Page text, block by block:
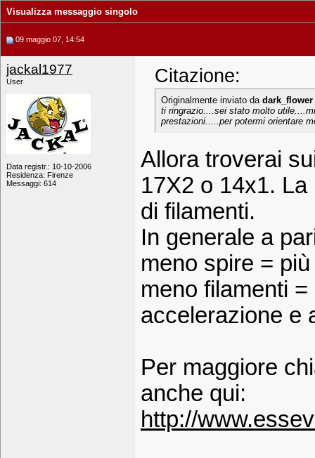
Visualizza messaggio singolo
09 maggio 07, 14:54
jackal1977
User
Data registr.: 10-10-2006
Residenza: Firenze
Messaggi: 614
Citazione:
Originalmente inviato da dark_flower
ti ringrazio....sei stato molto
prestazioni.....per potermi orientare
Allora troverai
17X2 o 14x1.
di filamenti.
In generale a
meno spire =
meno filamenti
accelerazione e
Per maggiore
anche qui:
http://